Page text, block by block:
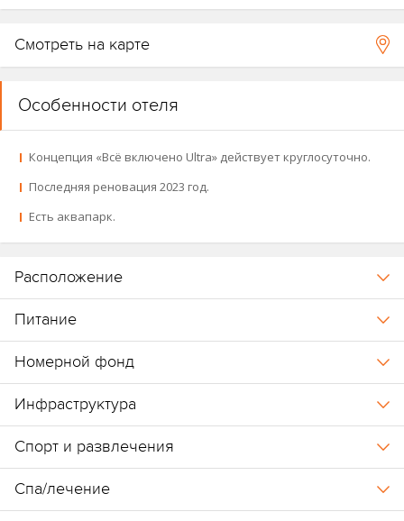
(новый аквапарк, пирс, реновированы лобби-бар, рестораны,
номера, зона домиков у озера, пляжная зона, главный бассейн).
Общая площадь 120 000 м².
Смотреть на карте
Особенности отеля
Концепция «Всё включено Ultra» действует круглосуточно.
Последняя реновация 2023 год.
Есть аквапарк.
Расположение
Питание
Номерной фонд
Инфраструктура
Спорт и развлечения
Спа/лечение